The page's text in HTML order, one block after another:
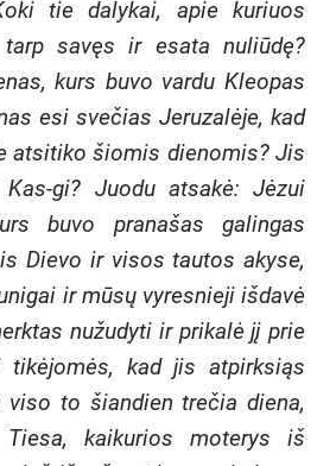
tie dalykai, apie kuriuos
savęs ir esata nuliūdę?
kurs buvo vardu Kleopas
esi svečias Jeruzalėje, kad
atsitiko šiomis dienomis? Jis
gi? Juodu atsakė: Jėzui
buvo pranašas galingas
Dievo ir visos tautos akyse,
ir mūsų vyresnieji išdavė
nužudyti ir prikalė jį prie
tikėjomės, kad jis atpirksiąs
viso to šiandien trečia diena,
kaikurios moterys iš